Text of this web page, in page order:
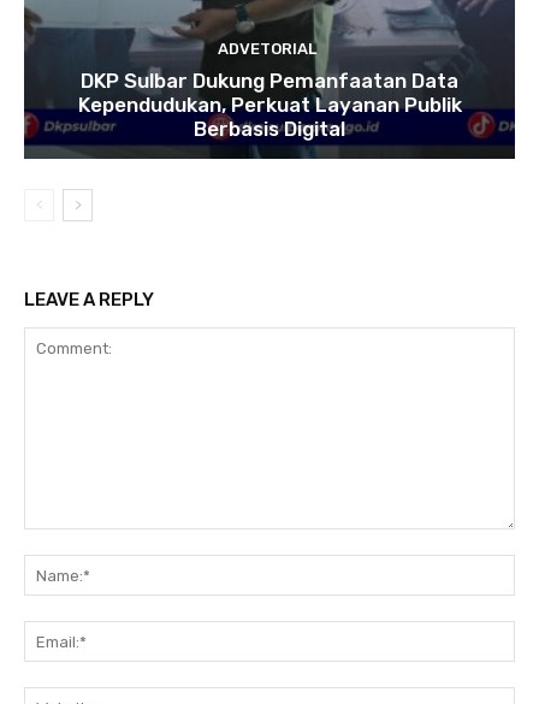
ADVETORIAL
DKP Sulbar Dukung Pemanfaatan Data
Kependudukan, Perkuat Layanan Publik
Berbasis Digital
LEAVE A REPLY